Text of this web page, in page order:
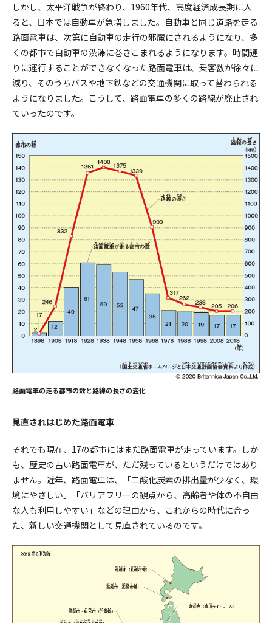
しかし、太平洋戦争が終わり、1960年代、高度経済成長期に入
ると、日本では自動車が急増しました。自動車と同じ道路を走る
路面電車は、次第に自動車の走行の邪魔にされるようになり、多
くの都市で自動車の渋滞に巻きこまれるようになります。時間通
りに運行することができなくなった路面電車は、乗客数が徐々に
減り、そのうちバスや地下鉄などの交通機関に取って替わられる
ようになりました。こうして、路面電車の多くの路線が廃止され
ていったのです。
路面電車の走る都市の数と路線の長さの変化
見直されはじめた路面電車
それでも現在、17の都市にはまだ路面電車が走っています。しか
も、歴史の古い路面電車が、ただ残っているというだけではあり
ません。近年、路面電車は、「二酸化炭素の排出量が少なく、環
境にやさしい」「バリアフリーの観点から、高齢者や体の不自由
な人も利用しやすい」などの理由から、これからの時代に合っ
た、新しい交通機関として見直されているのです。